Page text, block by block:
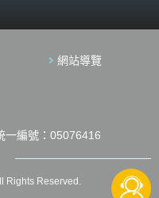
網站導覽
編號：05076416
Rights Reserved.